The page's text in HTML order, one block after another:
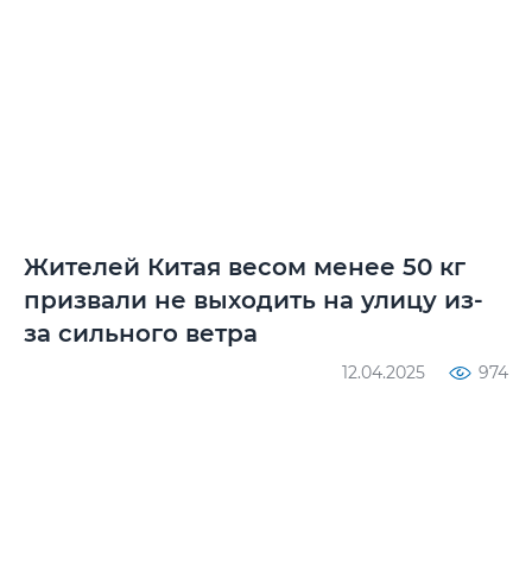
Жителей Китая весом менее 50 кг
призвали не выходить на улицу из-
за сильного ветра
12.04.2025 974